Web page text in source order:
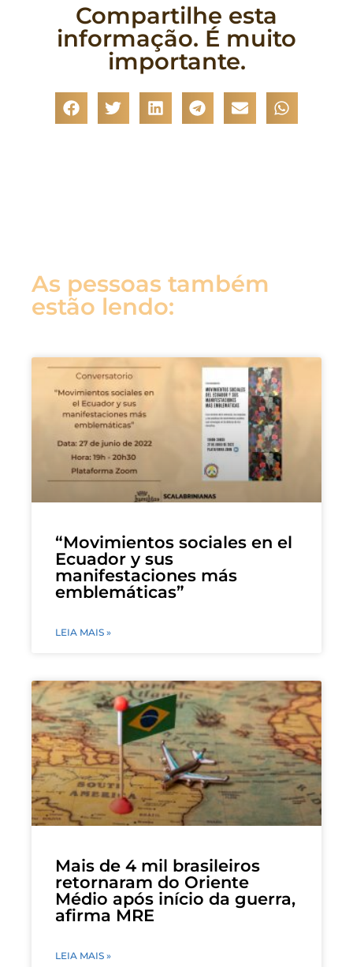
Compartilhe esta
informação. É muito
importante.
As pessoas também
estão lendo:
“Movimientos sociales en el
Ecuador y sus
manifestaciones más
emblemáticas”
LEIA MAIS »
Mais de 4 mil brasileiros
retornaram do Oriente
Médio após início da guerra,
afirma MRE
LEIA MAIS »